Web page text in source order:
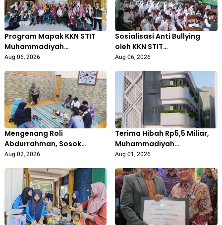
Program Mapak KKN STIT
Muhammadiyah
Bojonegoro: Edukasi
Libatkan Ibu PKK
Gedongarum
Aug 06, 2026
Sosialisasi Anti Bullying
oleh KKN STIT
Muhammadiyah
Kanor Tingkatkan
Kepedulian Siswa
Aug 06, 2026
Mengenang Roli
Abdurrahman, Sosok
Inspiratif di Balik Lahirnya
Aug 02, 2026
Terima Hibah Rp5,5 Miliar,
Muhammadiyah
Bojonegoro Segera Bangun
Aug 01, 2026